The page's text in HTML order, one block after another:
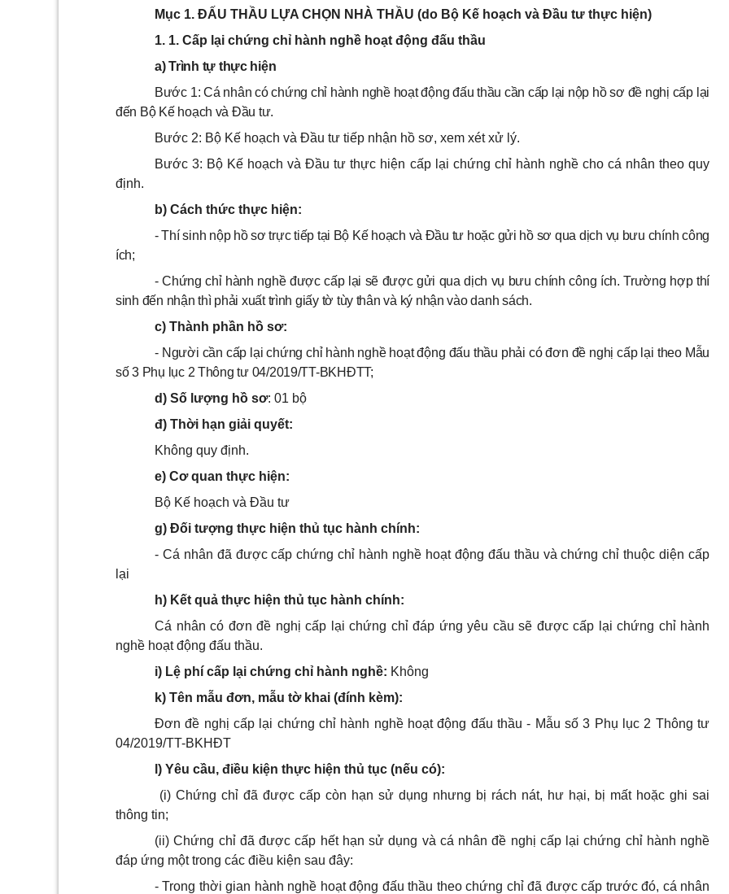
Mục 1. ĐẤU THẦU LỰA CHỌN NHÀ THẦU (do Bộ Kế hoạch và Đầu tư thực hiện)
1. 1. Cấp lại chứng chỉ hành nghề hoạt động đấu thầu
a) Trình tự thực hiện
Bước 1: Cá nhân có chứng chỉ hành nghề hoạt động đấu thầu cần cấp lại nộp hồ sơ đề nghị cấp lại
đến Bộ Kế hoạch và Đầu tư.
Bước 2: Bộ Kế hoạch và Đầu tư tiếp nhận hồ sơ, xem xét xử lý.
Bước 3: Bộ Kế hoạch và Đầu tư thực hiện cấp lại chứng chỉ hành nghề cho cá nhân theo quy
định.
b) Cách thức thực hiện:
- Thí sinh nộp hồ sơ trực tiếp tại Bộ Kế hoạch và Đầu tư hoặc gửi hồ sơ qua dịch vụ bưu chính công
ích;
- Chứng chỉ hành nghề được cấp lại sẽ được gửi qua dịch vụ bưu chính công ích. Trường hợp thí
sinh đến nhận thì phải xuất trình giấy tờ tùy thân và ký nhận vào danh sách.
c) Thành phần hồ sơ:
- Người cần cấp lại chứng chỉ hành nghề hoạt động đấu thầu phải có đơn đề nghị cấp lại theo Mẫu
số 3 Phụ lục 2 Thông tư 04/2019/TT-BKHĐTT;
d) Số lượng hồ sơ: 01 bộ
đ) Thời hạn giải quyết:
Không quy định.
e) Cơ quan thực hiện:
Bộ Kế hoạch và Đầu tư
g) Đối tượng thực hiện thủ tục hành chính:
- Cá nhân đã được cấp chứng chỉ hành nghề hoạt động đấu thầu và chứng chỉ thuộc diện cấp
lại
h) Kết quả thực hiện thủ tục hành chính:
Cá nhân có đơn đề nghị cấp lại chứng chỉ đáp ứng yêu cầu sẽ được cấp lại chứng chỉ hành
nghề hoạt động đấu thầu.
i) Lệ phí cấp lại chứng chỉ hành nghề: Không
k) Tên mẫu đơn, mẫu tờ khai (đính kèm):
Đơn đề nghị cấp lại chứng chỉ hành nghề hoạt động đấu thầu - Mẫu số 3 Phụ lục 2 Thông tư
04/2019/TT-BKHĐT
l) Yêu cầu, điều kiện thực hiện thủ tục (nếu có):
(i) Chứng chỉ đã được cấp còn hạn sử dụng nhưng bị rách nát, hư hại, bị mất hoặc ghi sai
thông tin;
(ii) Chứng chỉ đã được cấp hết hạn sử dụng và cá nhân đề nghị cấp lại chứng chỉ hành nghề
đáp ứng một trong các điều kiện sau đây:
- Trong thời gian hành nghề hoạt động đấu thầu theo chứng chỉ đã được cấp trước đó, cá nhân